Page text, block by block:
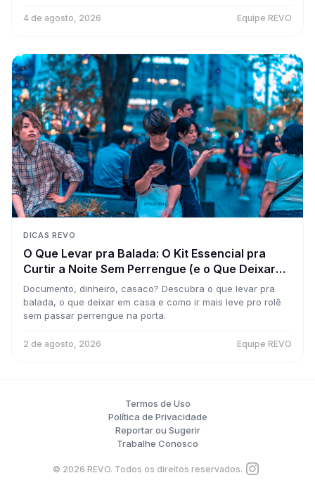
4 de agosto, 2026 Equipe REVO
DICAS REVO
O Que Levar pra Balada: O Kit Essencial pra
Curtir a Noite Sem Perrengue (e o Que Deixar
em Casa)
Documento, dinheiro, casaco? Descubra o que levar pra
balada, o que deixar em casa e como ir mais leve pro rolê
sem passar perrengue na porta.
2 de agosto, 2026 Equipe REVO
Termos de Uso
Política de Privacidade
Reportar ou Sugerir
Trabalhe Conosco
© 2026 REVO. Todos os direitos reservados.